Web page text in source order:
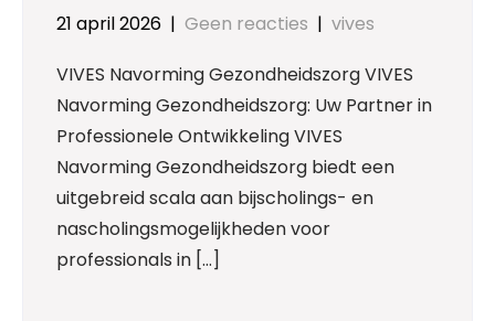
21 april 2026 | Geen reacties | vives
VIVES Navorming Gezondheidszorg VIVES
Navorming Gezondheidszorg: Uw Partner in
Professionele Ontwikkeling VIVES
Navorming Gezondheidszorg biedt een
uitgebreid scala aan bijscholings- en
nascholingsmogelijkheden voor
professionals in […]